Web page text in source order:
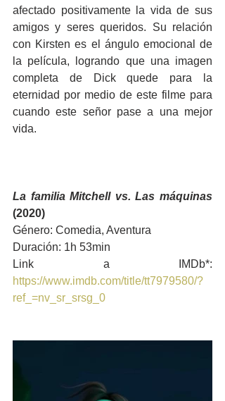
afectado positivamente la vida de sus
amigos y seres queridos. Su relación
con Kirsten es el ángulo emocional de
la película, logrando que una imagen
completa de Dick quede para la
eternidad por medio de este filme para
cuando este señor pase a una mejor
vida.
La familia Mitchell vs. Las máquinas
(2020)
Género: Comedia, Aventura
Duración: 1h 53min
https://www.imdb.com/title/tt7979580/?
ref_=nv_sr_srsg_0